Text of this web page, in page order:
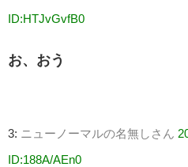
ID:HTJvGvfB0
お、おう
3: ニューノーマルの名無しさん
ID:188A/AEn0